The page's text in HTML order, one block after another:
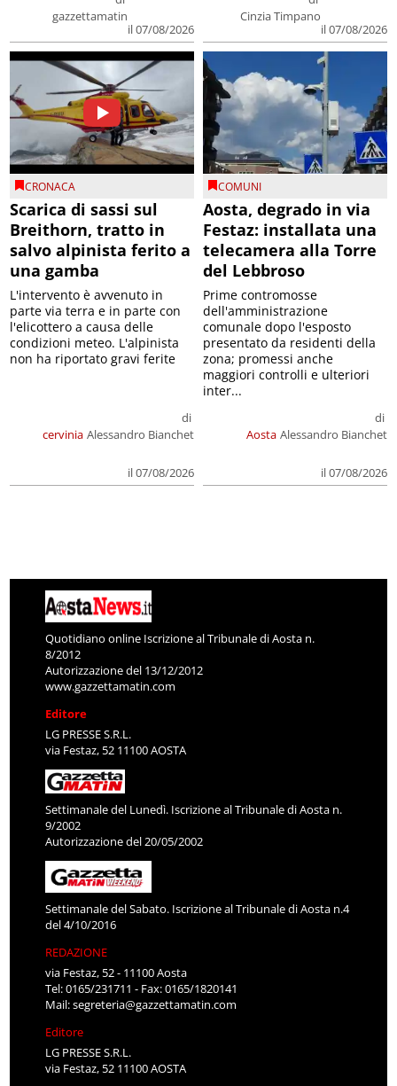
gazzettamatin
il 07/08/2026
Cinzia Timpano
il 07/08/2026
CRONACA
Scarica di sassi sul
Breithorn, tratto in
salvo alpinista ferito a
una gamba
cervinia
di
Alessandro Bianchet
il 07/08/2026
L'intervento è avvenuto in
parte via terra e in parte con
l'elicottero a causa delle
condizioni meteo. L'alpinista
non ha riportato gravi ferite
COMUNI
Aosta, degrado in via
Festaz: installata una
telecamera alla Torre
del Lebbroso
Aosta
di
Alessandro Bianchet
il 07/08/2026
Prime contromosse
dell'amministrazione
comunale dopo l'esposto
presentato da residenti della
zona; promessi anche
maggiori controlli e ulteriori
inter...
Quotidiano online Iscrizione al Tribunale di Aosta n.
8/2012
Autorizzazione del 13/12/2012
www.gazzettamatin.com
Editore
LG PRESSE S.R.L.
via Festaz, 52 11100 AOSTA
Settimanale del Lunedì. Iscrizione al Tribunale di Aosta n.
9/2002
Autorizzazione del 20/05/2002
Settimanale del Sabato. Iscrizione al Tribunale di Aosta n.4
del 4/10/2016
REDAZIONE
via Festaz, 52 - 11100 Aosta
Tel: 0165/231711 - Fax: 0165/1820141
Mail:segreteria@gazzettamatin.com
Editore
LG PRESSE S.R.L.
via Festaz, 52 11100 AOSTA